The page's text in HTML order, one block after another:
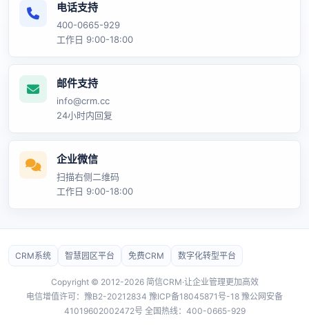
电话支持
400-0665-929
工作日 9:00-18:00
邮件支持
info@crm.cc
24小时内回复
企业微信
扫描右侧二维码
工作日 9:00-18:00
CRM系统 智慧园区平台 免费CRM 数字化转型平台
Copyright © 2012-2026 简信CRM·让企业管理更加高效
电信增值许可：豫B2-20212834 豫ICP备18045871号-18 豫公网安备
41019602002472号 全国热线：400-0665-929